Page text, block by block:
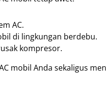
AC.
di lingkungan berdebu.
kompresor.
mobil Anda sekaligus